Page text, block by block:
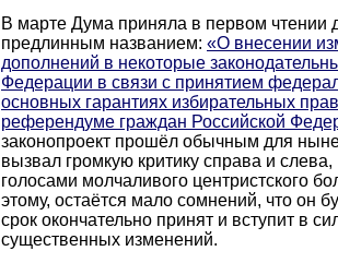
В марте Дума приняла в первом чтении
предлинным названием: «О внесении
дополнений в некоторые
Федерации в связи с принятием
основных гарантиях избирательных
референдуме граждан Российской
законопроект прошёл обычным для
вызвал громкую критику справа и
голосами молчаливого центристского
этому, остаётся мало сомнений, что он
срок окончательно принят и вступит в
существенных изменений.